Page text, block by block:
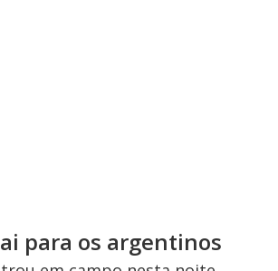
para os argentinos